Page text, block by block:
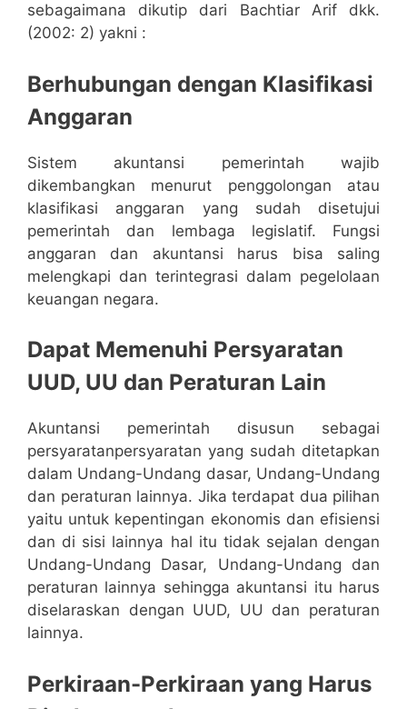
sebagaimana dikutip dari Bachtiar Arif dkk.
(2002: 2) yakni :
Berhubungan dengan Klasifikasi
Anggaran
Sistem akuntansi pemerintah wajib
dikembangkan menurut penggolongan atau
klasifikasi anggaran yang sudah disetujui
pemerintah dan lembaga legislatif. Fungsi
anggaran dan akuntansi harus bisa saling
melengkapi dan terintegrasi dalam pegelolaan
keuangan negara.
Dapat Memenuhi Persyaratan
UUD, UU dan Peraturan Lain
Akuntansi pemerintah disusun sebagai
persyaratanpersyaratan yang sudah ditetapkan
dalam Undang-Undang dasar, Undang-Undang
dan peraturan lainnya. Jika terdapat dua pilihan
yaitu untuk kepentingan ekonomis dan efisiensi
dan di sisi lainnya hal itu tidak sejalan dengan
Undang-Undang Dasar, Undang-Undang dan
peraturan lainnya sehingga akuntansi itu harus
diselaraskan dengan UUD, UU dan peraturan
lainnya.
Perkiraan-Perkiraan yang Harus